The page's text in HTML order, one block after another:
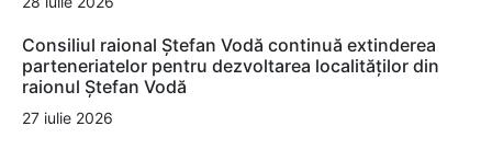
Consiliul raional Ștefan Vodă continuă extinderea
parteneriatelor pentru dezvoltarea localităților din
raionul Ștefan Vodă
27 iulie 2026